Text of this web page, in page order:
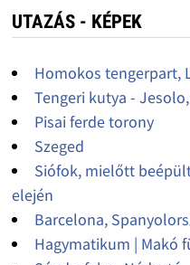
UTAZÁS - KÉPEK
Homokos tengerpart,
Tengeri kutya -
Pisai ferde torony
Szeged
Siófok, mielőtt
elején
Barcelona,
Hagymatikum | Makó